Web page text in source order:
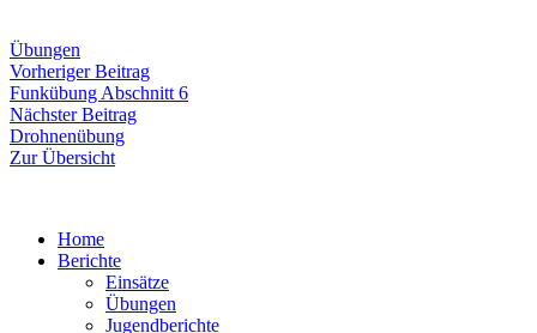
Übungen
Beitragsnavigation
Vorheriger BeitragVorheriger
Beitrag:
Funkübung Abschnitt 6
Nächster BeitragNächster
Drohnenübung
Zur Übersicht
Home
Berichte
Einsätze
Übungen
Jugendberichte